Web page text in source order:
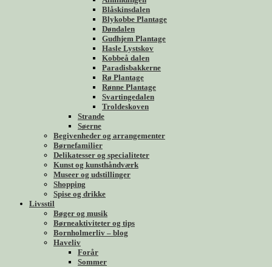
Blåskinsdalen
Blykobbe Plantage
Døndalen
Gudhjem Plantage
Hasle Lystskov
Kobbeå dalen
Paradisbakkerne
Rø Plantage
Rønne Plantage
Svartingedalen
Troldeskoven
Strande
Søerne
Begivenheder og arrangementer
Børnefamilier
Delikatesser og specialiteter
Kunst og kunsthåndværk
Museer og udstillinger
Shopping
Spise og drikke
Livsstil
Bøger og musik
Børneaktiviteter og tips
Bornholmerliv – blog
Haveliv
Forår
Sommer